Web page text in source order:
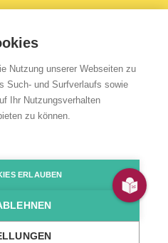
Datenschutzerklärung
Nutzung unserer Webseiten zu
Such- und Surfverlaufs sowie
Ihr Nutzungsverhalten
zu können.
ERLAUBEN